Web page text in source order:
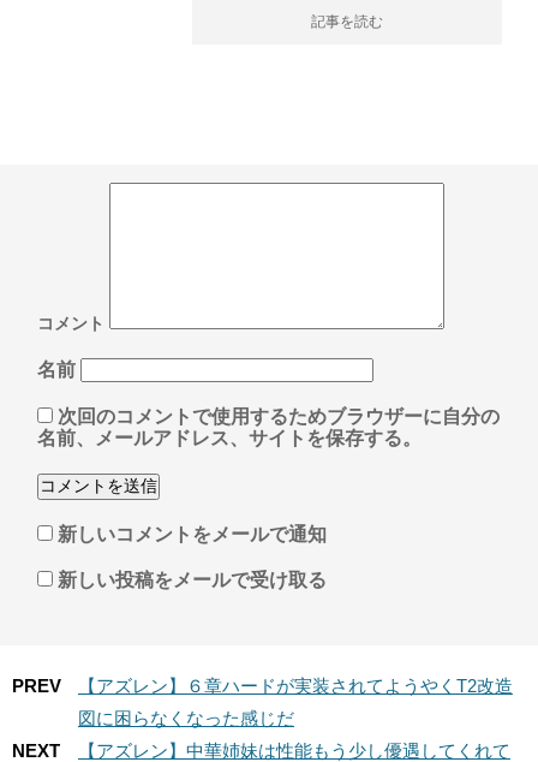
記事を読む
コメント
名前
次回のコメントで使用するためブラウザーに自分の
名前、メールアドレス、サイトを保存する。
新しいコメントをメールで通知
新しい投稿をメールで受け取る
PREV
【アズレン】６章ハードが実装されてようやくT2改造
図に困らなくなった感じだ
NEXT
【アズレン】中華姉妹は性能もう少し優遇してくれて